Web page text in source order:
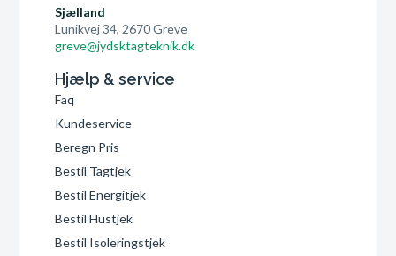
Sjælland
Lunikvej 34, 2670 Greve
greve@jydsktagteknik.dk
Hjælp & service
Faq
Kundeservice
Beregn Pris
Bestil Tagtjek
Bestil Energitjek
Bestil Hustjek
Bestil Isoleringstjek